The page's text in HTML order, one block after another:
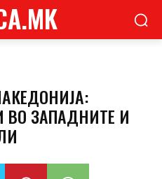
ЗАПАДНИТЕ И